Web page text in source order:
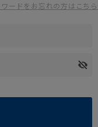
ードをお忘れの方はこちら